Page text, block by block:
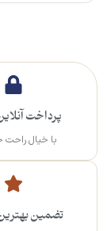
پرداخت
با خیال راحت
تضمین